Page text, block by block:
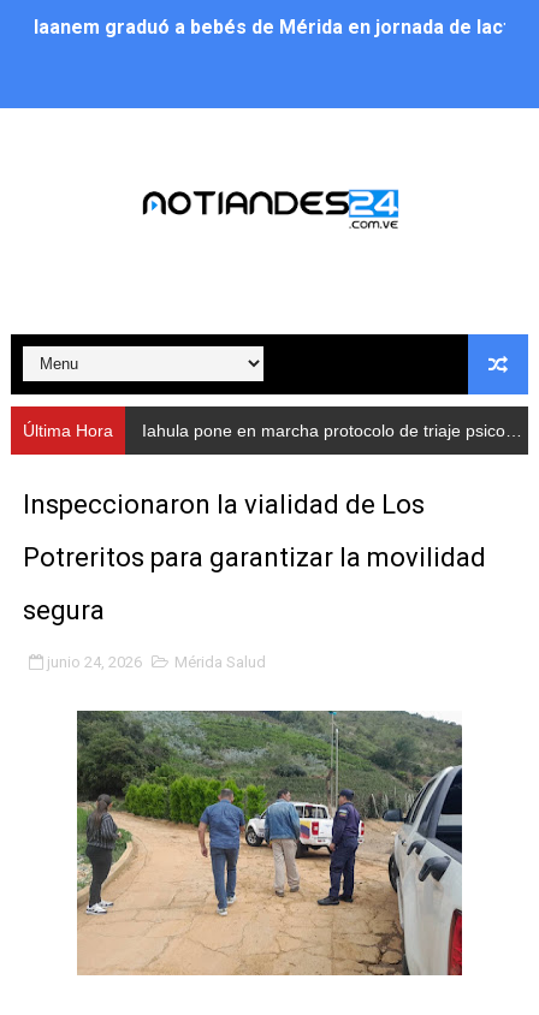
Iaanem graduó a bebés de Mérida en jornada de
Alcalde Nelson Álvarez llevó jornada recreativa a la
Nevado Gas optimiza servicio residencial en la
Balance semestral impulsa inclusión y atención a
Plan Vacacional Comunitario “Ríe 2026” recorre las
Alcaldía del Municipio Libertador realizó una jornada
Fundacite Mérida dicta taller gratuito de electrónica
INN-Mérida celebró el Lacto grado para promover el
Impulsan plan estratégico de seguridad ciudadana
Mérida impulsa desarrollo económico con taller de
Fomficc consolida alianzas e impulsa la economía
Niños de Estudiantes de Mérida sembraron 110
Corposalud y Secretaría Social fortalecen la atención
Inicia el plan vacacional Venezuela Renace en el
Última Hora Iahula pone en marcha protocolo de triaje psicosocial para atender a rescatistas
Inspeccionaron la vialidad de Los
Potreritos para garantizar la movilidad
segura
junio 24, 2026 Mérida Salud